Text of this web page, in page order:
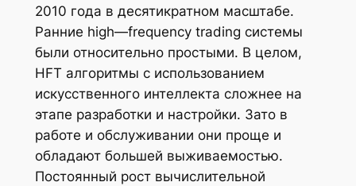
2010 года в десятикратном масштабе.
Ранние high—frequency trading системы
были относительно простыми. В целом,
HFT алгоритмы с использованием
искусственного интеллекта сложнее на
этапе разработки и настройки. Зато в
работе и обслуживании они проще и
обладают большей выживаемостью.
Постоянный рост вычислительной